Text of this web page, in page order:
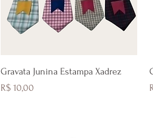
Visualização rápida
Gravata Junina Estampa Xadrez
Preço
R$ 10,00